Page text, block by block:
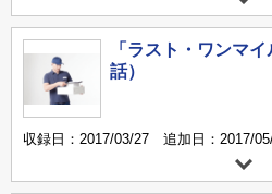
「ラスト・ワンマ
話）
収録日：2017/03/27 追加日：2017/